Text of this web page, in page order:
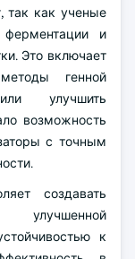
так как ученые
и
Это включает
генной
улучшить
возможность
с точным
создавать
к